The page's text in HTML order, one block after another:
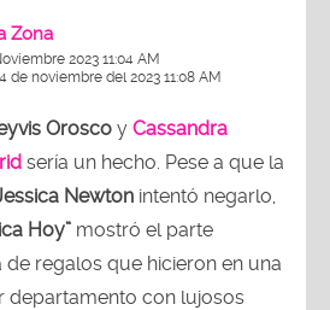
Zona
2023 11:04 AM
de noviembre del 2023 11:08 AM
Orosco y Cassandra
sería un hecho. Pese a que la
Newton intentó negarlo,
Hoy” mostró el parte
regalos que hicieron en una
departamento con lujosos